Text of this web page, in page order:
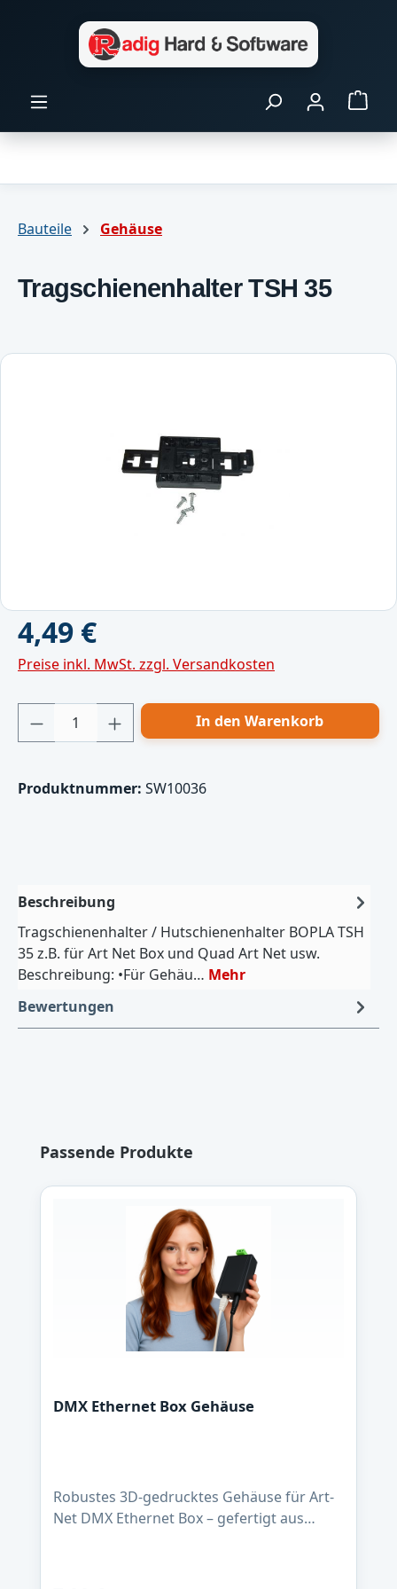
Zum Hauptinhalt springen
Bauteile Gehäuse
Tragschienenhalter TSH 35
Regulärer Preis:
4,49 €
Preise inkl. MwSt. zzgl. Versandkosten
Produkt Anzahl: Gib den gewünschten
In den Warenkorb
Produktnummer: SW10036
Beschreibung
Tragschienenhalter / Hutschienenhalter BOPLA TSH
35 z.B. für Art Net Box und Quad Art Net usw.
Beschreibung: •Für Gehäu… Mehr
Bewertungen
Produktgalerie überspringen
Passende Produkte
DMX Ethernet Box Gehäuse
Robustes 3D-gedrucktes Gehäuse für Art-
Net DMX Ethernet Box – gefertigt aus